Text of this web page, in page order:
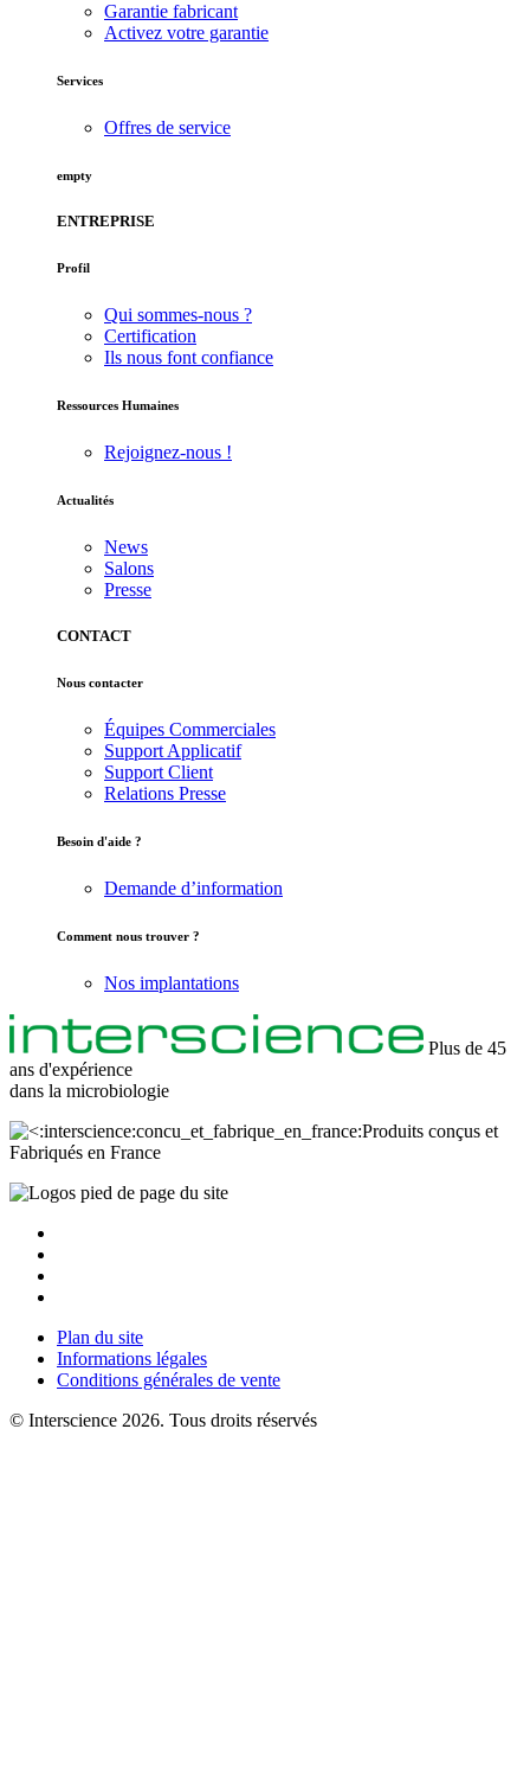
Garantie fabricant
Activez votre garantie
Services
Offres de service
empty
ENTREPRISE
Profil
Qui sommes-nous ?
Certification
Ils nous font confiance
Ressources Humaines
Rejoignez-nous !
Actualités
News
Salons
Presse
CONTACT
Nous contacter
Équipes Commerciales
Support Applicatif
Support Client
Relations Presse
Besoin d'aide ?
Demande d’information
Comment nous trouver ?
Nos implantations
Plus de 45
ans d'expérience
dans la microbiologie
Produits conçus et
Fabriqués en France
Plan du site
Informations légales
Conditions générales de vente
© Interscience 2026. Tous droits réservés